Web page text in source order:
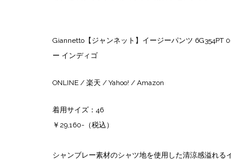
Giannetto【ジャンネット】イージーパンツ 6G354PT
ー インディゴ
ONLINE /楽天 /Yahoo! /Amazon
着用サイズ：46
￥29,160-（税込）
シャンブレー素材のシャツ地を使用した清涼感溢れる